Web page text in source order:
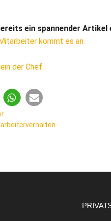
ein spannender Artikel
kommt es an.
der Chef.